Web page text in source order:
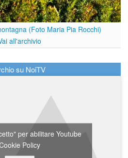
(Foto Maria Pia Rocchi)
all'archivio
su NoiTV
per abilitare Youtube
Policy